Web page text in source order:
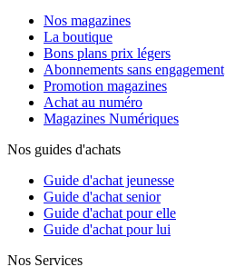
Nos magazines
La boutique
Bons plans prix légers
Abonnements sans engagement
Promotion magazines
Achat au numéro
Magazines Numériques
Nos guides d'achats
Guide d'achat jeunesse
Guide d'achat senior
Guide d'achat pour elle
Guide d'achat pour lui
Nos Services